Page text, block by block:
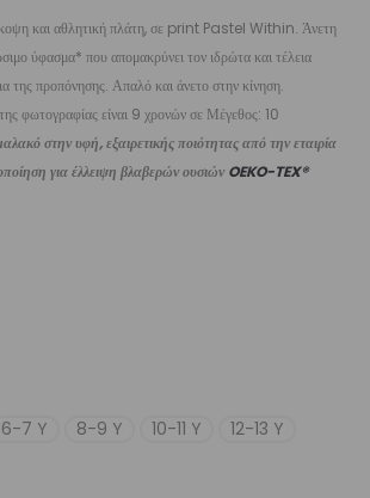
και αθλητική πλάτη, σε print Pastel Within. Άνετη
ύφασμα* που απομακρύνει τον ιδρώτα και τέλεια
της προπόνησης. Απαλό και άνετο στην κίνηση.
φωτογραφίας είναι 9 χρονών σε Μέγεθος: 10
στην υφή, εξαιρετικής ποιότητας από την εταιρία
για έλλειψη βλαβερών ουσιών OEKO-TEX®
6-7 Y 8-9 Y 10-11 Y
12-13 Y